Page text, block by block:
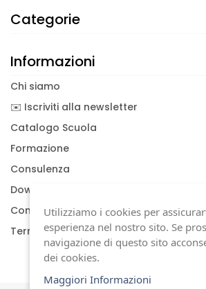
Categorie
Informazioni
Chi siamo
✉️ Iscriviti alla newsletter
Catalogo Scuola
Formazione
Consulenza
Download documenti
Condizioni generali
Termini di garanzia
Utilizziamo i cookies per
esperienza nel nostro sito. Se
navigazione di questo sito
dei cookies.
Maggiori Informazioni